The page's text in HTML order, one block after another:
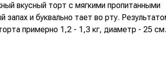
вкусный торт с мягкими пропитанными
и буквально тает во рту.
примерно 1,2 - 1,3 кг, диаметр - 25 см.